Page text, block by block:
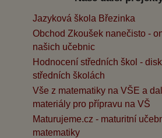
Jazyková škola Březinka
Obchod Zkoušek nanečisto -
našich učebnic
Hodnocení středních škol -
středních školách
Vše z matematiky na VŠE a
materiály pro přípravu na VŠ
Maturujeme.cz - maturitní
matematiky